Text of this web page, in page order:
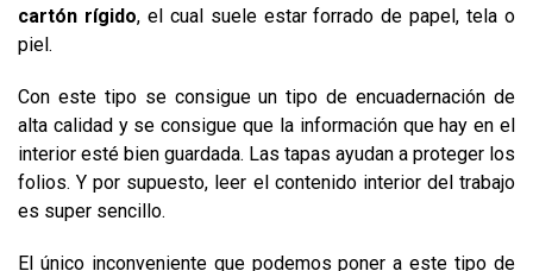
cartón rígido, el cual suele estar forrado de papel, tela o
piel.
Con este tipo se consigue un tipo de encuadernación de
alta calidad y se consigue que la información que hay en el
interior esté bien guardada. Las tapas ayudan a proteger los
folios. Y por supuesto, leer el contenido interior del trabajo
es super sencillo.
El único inconveniente que podemos poner a este tipo de